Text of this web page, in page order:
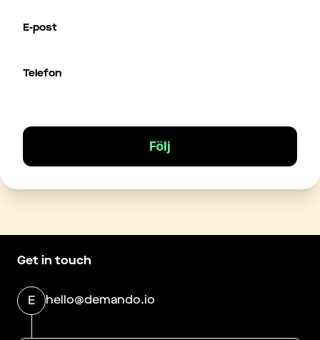
E-post
Telefon
Följ
Get in touch
E hello@demando.io